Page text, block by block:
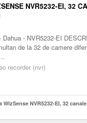
NVR5232-EI, 32
Dahua - NVR5232-EI
de la 32 de camere
recorder (nvr)
WizSense NVR5232-EI, 32